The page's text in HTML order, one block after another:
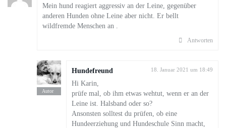
Mein hund reagiert aggressiv an der Leine, gegenüber
anderen Hunden ohne Leine aber nicht. Er bellt
wildfremde Menschen an .
Antworten
Hundefreund 18. Januar 2021 um 18:49
Hi Karin,
prüfe mal, ob ihm etwas wehtut, wenn er an der
Leine ist. Halsband oder so?
Ansonsten solltest du prüfen, ob eine
Hundeerziehung und Hundeschule Sinn macht,